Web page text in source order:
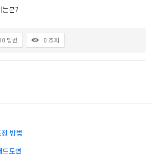
는분?
답변 0 조회
방법
도면